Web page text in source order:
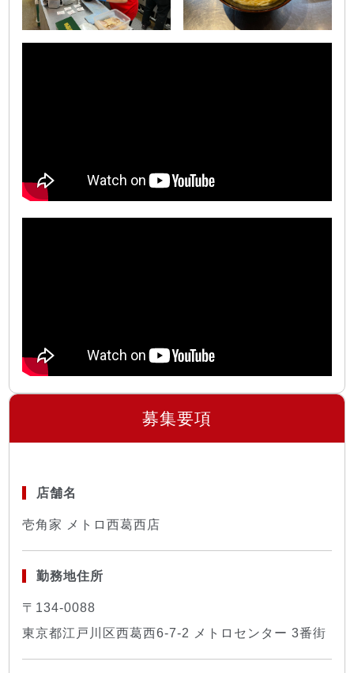
募集要項
店舗名
壱角家 メトロ西葛西店
勤務地住所
〒134-0088
東京都江戸川区西葛西6-7-2 メトロセンター 3番街